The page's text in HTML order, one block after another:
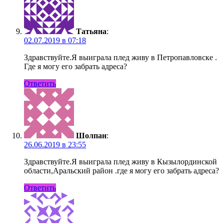
Татьяна:
02.07.2019 в 07:18
Здравствуйте.Я выиграла плед живу в Петропавловске .
Где я могу его забрать адреса?
Ответить
Шолпан:
26.06.2019 в 23:55
Здравствуйте.Я выиграла плед живу в Кызылординской
области,Аральский район .где я могу его забрать адреса?
Ответить